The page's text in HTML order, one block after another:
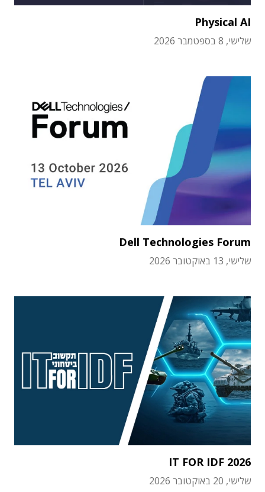
Physical AI
שלישי, 8 בספטמבר 2026
Dell Technologies Forum
שלישי, 13 באוקטובר 2026
IT FOR IDF 2026
שלישי, 20 באוקטובר 2026